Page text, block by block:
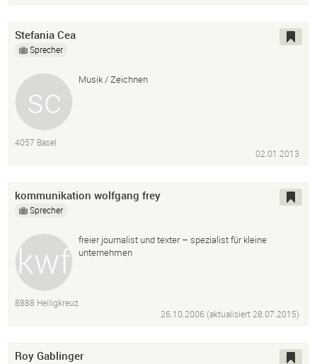
Vertonen
Schnitt Videobearbeitung Hd
Uhd
4K
Video Film
Stefania Cea
Sprecher
Musik / Zeichnen
4057 Basel
02.01.2013
kommunikation wolfgang frey
Sprecher
freier journalist und texter – spezialist für kleine
unternehmen
8888 Heiligkreuz
26.10.2006 (aktualisiert28.07.2015)
Roy Gablinger